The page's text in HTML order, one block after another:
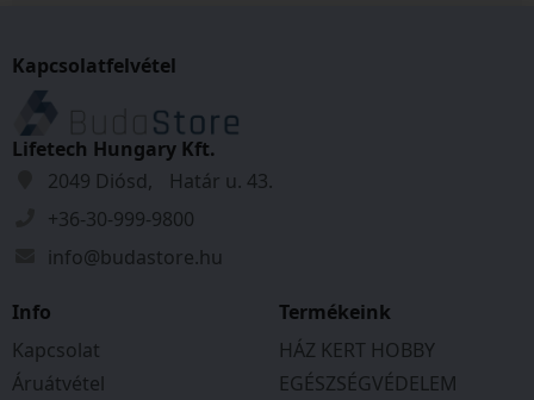
Kapcsolatfelvétel
Lifetech Hungary Kft.
2049 Diósd, Határ u. 43.
+36-30-999-9800
info@budastore.hu
Info
Kapcsolat
Áruátvétel
Termékeink
HÁZ KERT HOBBY
EGÉSZSÉGVÉDELEM